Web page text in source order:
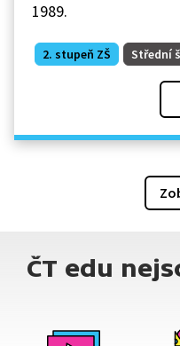
1989.
2. stupeň ZŠ Střední
ČT edu